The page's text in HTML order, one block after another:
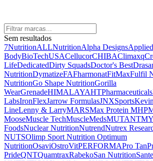
Sem resultados
7NutritionALLNutritionAlpha Designs
BodyBioTechUSACellucorCHIBAClimaxq
LifeDedicatedDirty SquadsDoctor's Best
NutritionDymatizeFAFharmonatFitMaxFulfil
NutritionGo Shape NutritionGorilla
WearGrenadeHIMALAYAHTPharmaceuticals
LabsIronFlexJarrow FormulasJNXSports
LineLenny & LarryMARSMax Protein MHP
MooseMuscle TechMuscleMedsMUTANT
FoodsNuclear NutritionNutrendNutrex
NUTSOlimp Sport Nutrition Optimum
NutritionOsaviOstroVitPERFORMAPro Tan
PrideQNTQuamtraxRabekoSan NutritionSante